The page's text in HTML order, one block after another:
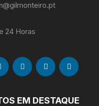
24 Horas
EM DESTAQUE